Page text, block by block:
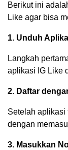
Berikut ini
Like agar bisa
1. Unduh
Langkah
aplikasi IG Like
2. Daftar
Setelah aplikasi
dengan
3. Masukkan